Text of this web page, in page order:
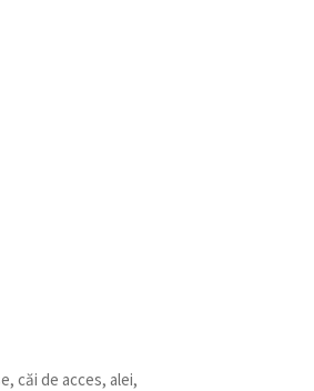
căi de acces, alei,